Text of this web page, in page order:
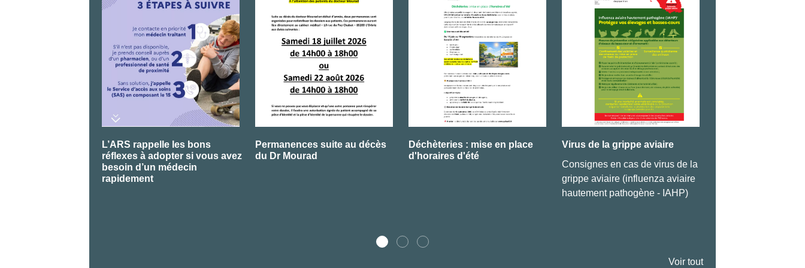
L’ARS rappelle les bons
réflexes à adopter si vous avez
besoin d’un médecin
rapidement
Permanences suite au décès
du Dr Mourad
Déchèteries : mise en place
d'horaires d'été
Virus de la grippe aviaire
Consignes en cas de virus de la
grippe aviaire (influenza aviaire
hautement pathogène - IAHP)
Voir tout